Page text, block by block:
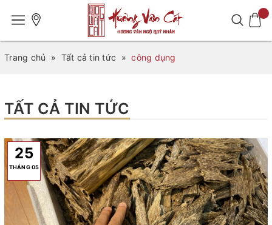
Trang chủ » Tất cả tin tức » công dụng
TẤT CẢ TIN TỨC
25
THÁNG 05